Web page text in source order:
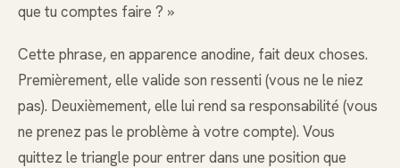
que tu comptes faire ? »
Cette phrase, en apparence anodine, fait deux choses.
Premièrement, elle valide son ressenti (vous ne le niez
pas). Deuxièmement, elle lui rend sa responsabilité (vous
ne prenez pas le problème à votre compte). Vous
quittez le triangle pour entrer dans une position que